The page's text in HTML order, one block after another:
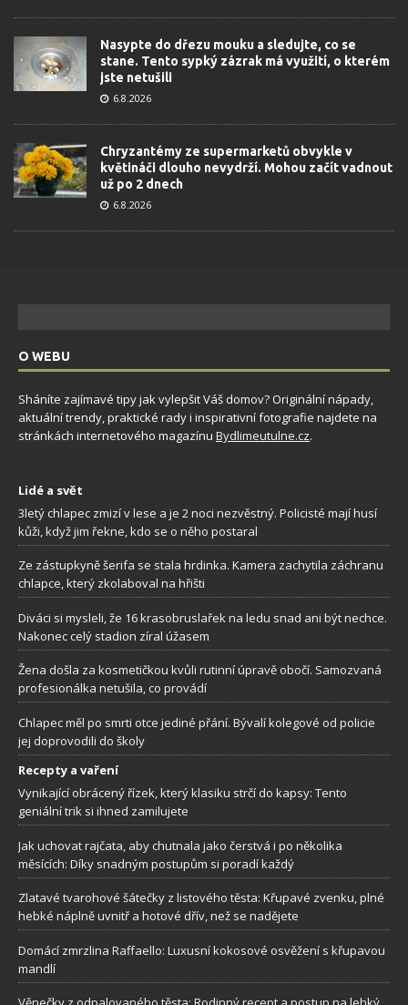
Nasypte do dřezu mouku a sledujte, co se
stane. Tento sypký zázrak má využití, o kterém
jste netušili
6.8.2026
Chryzantémy ze supermarketů obvykle v
květináči dlouho nevydrží. Mohou začít vadnout
už po 2 dnech
6.8.2026
O WEBU
Sháníte zajímavé tipy jak vylepšit Váš domov? Originální nápady,
aktuální trendy, praktické rady i inspirativní fotografie najdete na
stránkách internetového magazínu Bydlimeutulne.cz.
Lidé a svět
3letý chlapec zmizí v lese a je 2 noci nezvěstný. Policisté mají husí
kůži, když jim řekne, kdo se o něho postaral
Ze zástupkyně šerifa se stala hrdinka. Kamera zachytila záchranu
chlapce, který zkolaboval na hřišti
Diváci si mysleli, že 16 krasobruslařek na ledu snad ani být nechce.
Nakonec celý stadion zíral úžasem
Žena došla za kosmetičkou kvůli rutinní úpravě obočí. Samozvaná
profesionálka netušila, co provádí
Chlapec měl po smrti otce jediné přání. Bývalí kolegové od policie
jej doprovodili do školy
Recepty a vaření
Vynikající obrácený řízek, který klasiku strčí do kapsy: Tento
geniální trik si ihned zamilujete
Jak uchovat rajčata, aby chutnala jako čerstvá i po několika
měsících: Díky snadným postupům si poradí každý
Zlatavé tvarohové šátečky z listového těsta: Křupavé zvenku, plné
hebké náplně uvnitř a hotové dřív, než se nadějete
Domácí zmrzlina Raffaello: Luxusní kokosové osvěžení s křupavou
mandlí